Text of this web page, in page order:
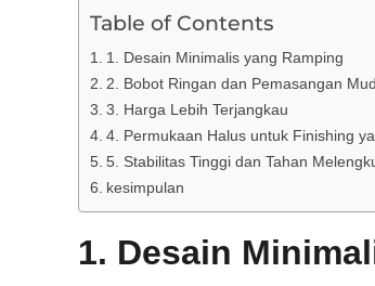
Table of Contents
1. Desain Minimalis yang Ramping
2. Bobot Ringan dan Pemasangan
3. Harga Lebih Terjangkau
4. Permukaan Halus untuk Finishing
5. Stabilitas Tinggi dan Tahan
kesimpulan
1. Desain